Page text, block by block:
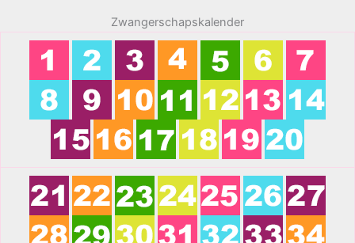
Zwangerschapskalender